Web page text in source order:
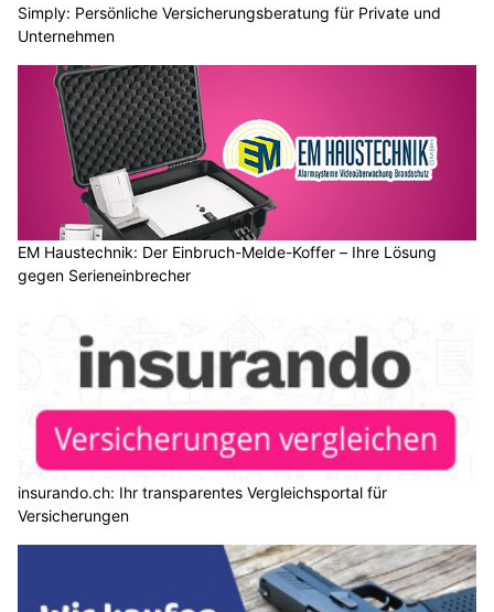
Simply: Persönliche Versicherungsberatung für Private und
Unternehmen
EM Haustechnik: Der Einbruch-Melde-Koffer – Ihre Lösung
gegen Serieneinbrecher
insurando.ch: Ihr transparentes Vergleichsportal für
Versicherungen